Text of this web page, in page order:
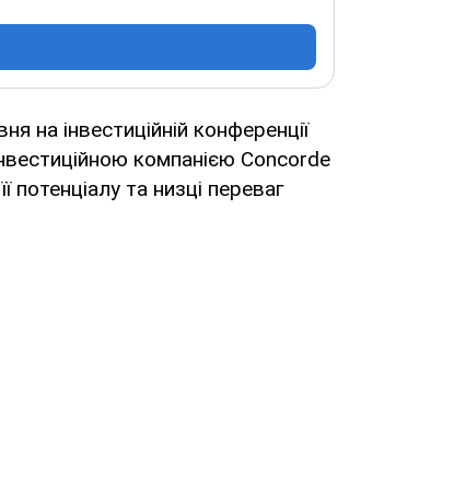
на інвестиційній конференції
компанією Concorde
та низці переваг